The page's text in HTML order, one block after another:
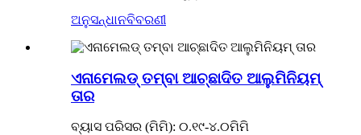
ଅନୁସନ୍ଧାନବିବରଣୀ
ଏନାମେଲଡ୍ ତମ୍ବା ଆଚ୍ଛାଦିତ ଆଲୁମିନିୟମ୍
ତାର
ବ୍ୟାସ ପରିସର (ମିମି): ୦.୧୯-୪.୦ମିମି